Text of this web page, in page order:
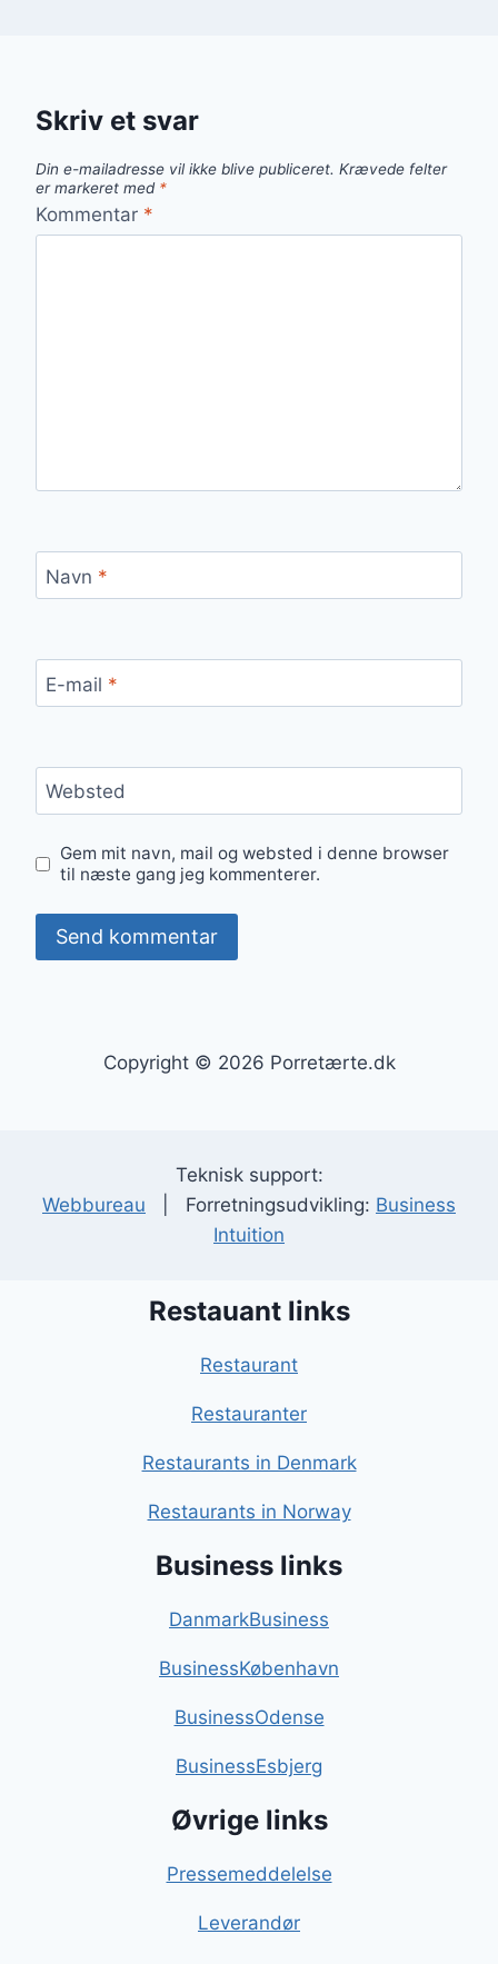
Skriv et svar
Din e-mailadresse vil ikke blive publiceret. Krævede felter
er markeret med *
Kommentar *
Navn *
E-mail *
Websted
Gem mit navn, mail og websted i denne browser
til næste gang jeg kommenterer.
Copyright © 2026 Porretærte.dk
Teknisk support:
Webbureau | Forretningsudvikling: Business
Intuition
Restauant links
Restaurant
Restauranter
Restaurants in Denmark
Restaurants in Norway
Business links
DanmarkBusiness
BusinessKøbenhavn
BusinessOdense
BusinessEsbjerg
Øvrige links
Pressemeddelelse
Leverandør